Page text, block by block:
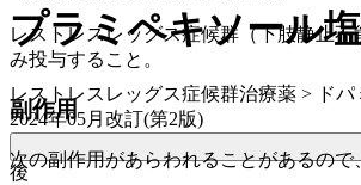
レストレスレッグス症候群（下肢静止
み投与すること。
副作用
次の副作用があらわれることがあるの
プラミペキソール
レストレスレッグス症候群治療薬 > ド
2024年05月改訂(第2版)
後